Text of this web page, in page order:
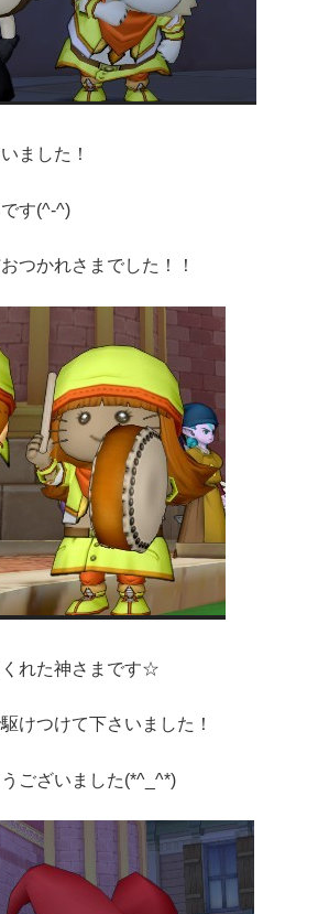
ました！
す(^-^)
つかれさまでした！！
れた神さまです☆
けつけて下さいました！
ございました(*^_^*)